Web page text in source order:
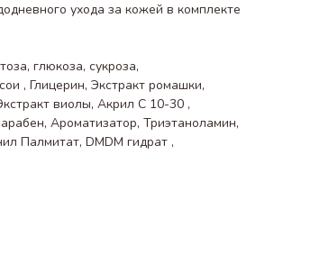
ухода за кожей в комплекте
глюкоза, сукроза,
, Глицерин, Экстракт ромашки,
виолы, Акрил С 10-30 ,
Ароматизатор, Триэтаноламин,
Палмитат, DMDM гидрат ,